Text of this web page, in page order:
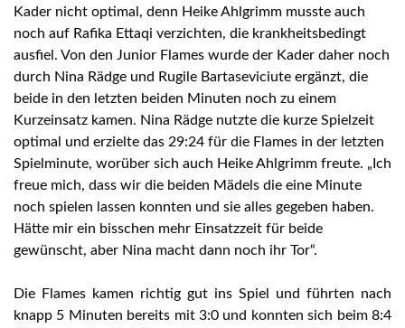
Kader nicht optimal, denn Heike Ahlgrimm musste auch
noch auf Rafika Ettaqi verzichten, die krankheitsbedingt
ausfiel. Von den Junior Flames wurde der Kader daher noch
durch Nina Rädge und Rugile Bartaseviciute ergänzt, die
beide in den letzten beiden Minuten noch zu einem
Kurzeinsatz kamen. Nina Rädge nutzte die kurze Spielzeit
optimal und erzielte das 29:24 für die Flames in der letzten
Spielminute, worüber sich auch Heike Ahlgrimm freute. „Ich
freue mich, dass wir die beiden Mädels die eine Minute
noch spielen lassen konnten und sie alles gegeben haben.
Hätte mir ein bisschen mehr Einsatzzeit für beide
gewünscht, aber Nina macht dann noch ihr Tor“.
Die Flames kamen richtig gut ins Spiel und führten nach
knapp 5 Minuten bereits mit 3:0 und konnten sich beim 8:4